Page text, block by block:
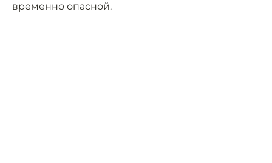
временно опасной.